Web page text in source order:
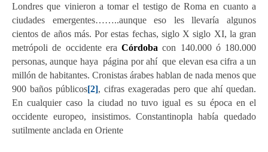
Londres que vinieron a tomar el testigo de Roma en cuanto a
ciudades emergentes……..aunque eso les llevaría algunos
cientos de años más. Por estas fechas, siglo X siglo XI, la gran
metrópoli de occidente era Córdoba con 140.000 ó 180.000
personas, aunque haya página por ahí que elevan esa cifra a un
millón de habitantes. Cronistas árabes hablan de nada menos que
900 baños públicos[2], cifras exageradas pero que ahí quedan.
En cualquier caso la ciudad no tuvo igual es su época en el
occidente europeo, insistimos. Constantinopla había quedado
sutilmente anclada en Oriente